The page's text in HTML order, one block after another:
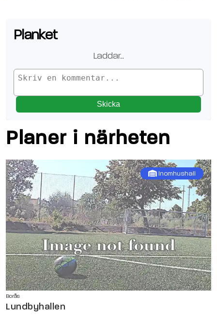
Planket
Laddar...
Skicka
Planer i närheten
Inomhushall
Borås
Lundbyhallen